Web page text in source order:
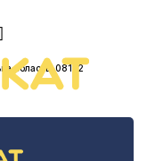
область, 08132